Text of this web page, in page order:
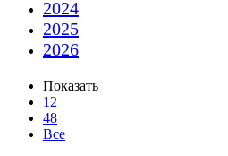
2024
2025
2026
Показать
12
48
Все